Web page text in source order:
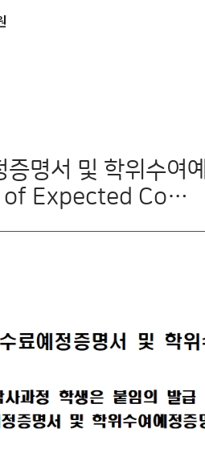
증명서 및 학위수
Expected Co…